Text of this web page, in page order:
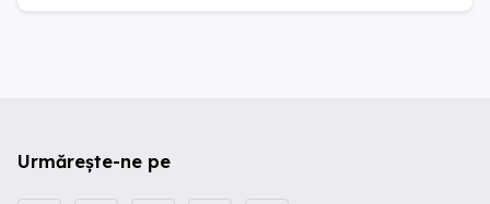
Urmărește-ne pe